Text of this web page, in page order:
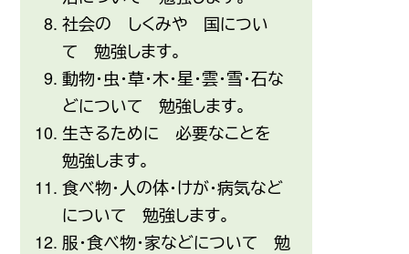
社会の しくみや 国につい
て勉強します。
動物・虫・草・木・星・雲・雪・石な
どについて勉強します。
生きるために必要なことを
勉強します。
食べ物・ 人の体・けが・病気など
について勉強します。
服・食べ物・家などについて勉